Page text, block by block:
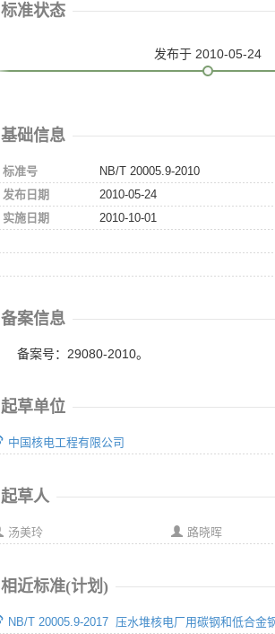
标准状态
发布于 2010-05-24
基础信息
标准号
NB/T 20005.9-2010
发布日期
2010-05-24
实施日期
2010-10-01
备案信息
备案号：29080-2010。
起草单位
中国核电工程有限公司
起草人
汤美玲 路晓晖
相近标准(计划)
NB/T 20005.9-2017 压水堆核电厂用碳钢和低合金